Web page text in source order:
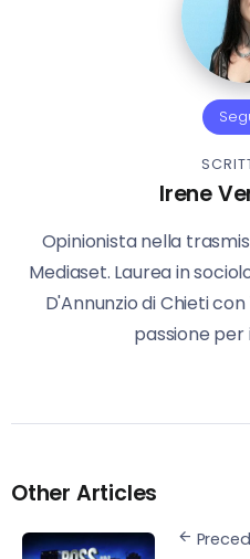
Irene
Opinionista nella
Mediaset. Laurea in
D'Annunzio di Chieti con
passione per
Other Articles